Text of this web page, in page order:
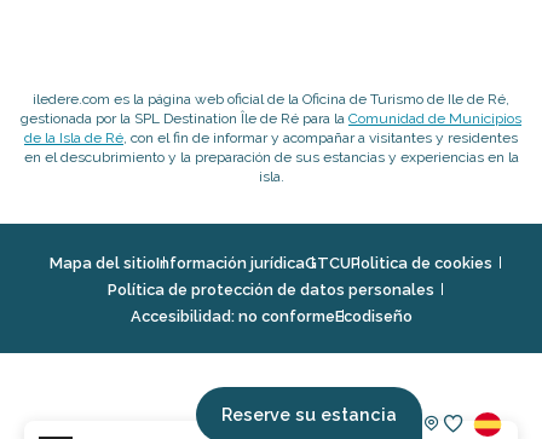
Reserve su estancia
iledere.com es la página web oficial de la Oficina de Turismo de Ile de Ré,
gestionada por la SPL Destination Île de Ré para la Comunidad de Municipios
de la Isla de Ré, con el fin de informar y acompañar a visitantes y residentes
en el descubrimiento y la preparación de sus estancias y experiencias en la
isla.
Mapa del sitioInformación jurídicaGTCUPolitica de cookies
Política de protección de datos personales
Accesibilidad: no conformeEcodiseño